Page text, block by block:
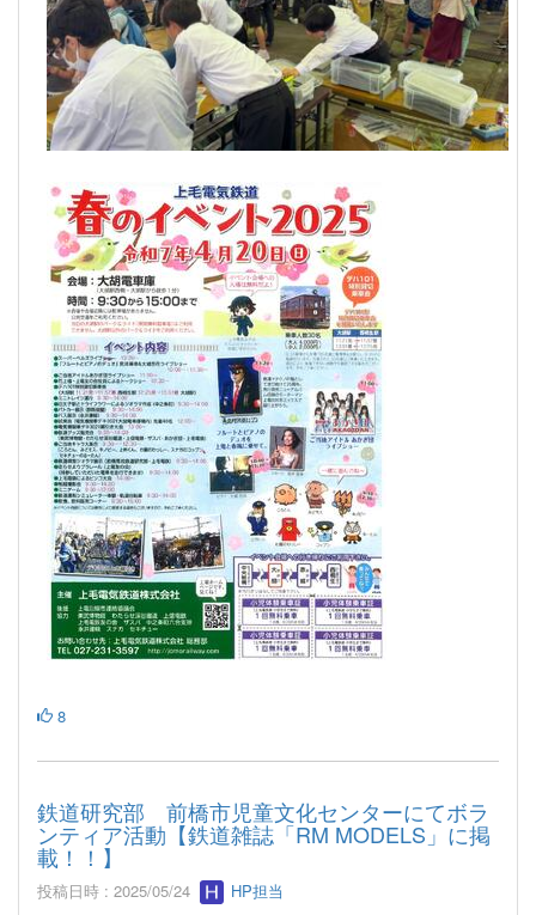
8
鉄道研究部 前橋市児童文化センターにてボラ
ンティア活動【鉄道雑誌「RM MODELS」に掲
載！！】
投稿日時 : 2025/05/24 HP担当